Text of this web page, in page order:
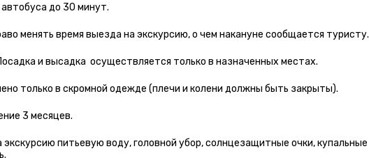
до 30 минут.
менять время выезда на экскурсию, о чем накануне сообщается туристу.
и высадка осуществляется только в назначенных местах.
только в скромной одежде (плечи и колени должны быть закрыты).
3 месяцев.
экскурсию питьевую воду, головной убор, солнцезащитные очки, купальные